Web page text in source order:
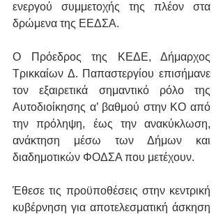
ενεργού συμμετοχής της πλέον στα
δρώμενα της ΕΕΔΣΑ.
Ο Πρόεδρος της ΚΕΔΕ, Δήμαρχος
Τρικκαίων Δ. Παπαστεργίου επισήμανε
τον εξαιρετικά σημαντικό ρόλο της
Αυτοδιοίκησης α’ βαθμού στην ΚΟ από
την πρόληψη, έως την ανακύκλωση,
ανάκτηση μέσω των Δήμων και
διαδημοτικών ΦΟΔΣΑ που μετέχουν.
Έθεσε τις προϋποθέσεις στην κεντρική
κυβέρνηση για αποτελεσματική άσκηση